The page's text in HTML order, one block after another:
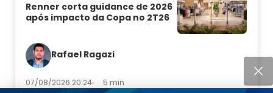
Renner corta guidance de 2026
após impacto da Copa no 2T26
Rafael Ragazi
07/08/2026 20:24 5 min